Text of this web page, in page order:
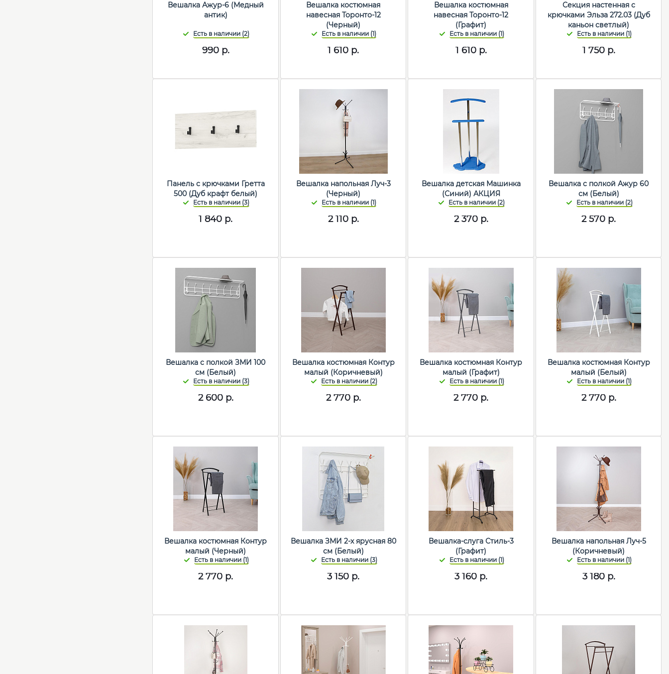
Вешалка Ажур-6 (Медный
антик)
990р.
Вешалка костюмная
навесная Торонто-12
(Черный)
1 610 р.
Вешалка костюмная
навесная Торонто-12
(Графит)
1 610р.
Секция настенная с
крючками Эльза 272.03 (Дуб
каньон светлый)
1 750р.
Панель с крючками Гретта
500 (Дуб крафт белый)
1 840 р.
Вешалка напольная Луч-3
(Черный)
2 110р.
Вешалка детская Машинка
(Синий) АКЦИЯ
2 370р.
Вешалка с полкой Ажур 60
см (Белый)
2 570 р.
Вешалка с полкой ЗМИ 100
см (Белый)
2 600р.
Вешалка костюмная Контур
малый (Коричневый)
2 770р.
Вешалка костюмная Контур
малый (Графит)
2 770 р.
Вешалка костюмная Контур
малый (Белый)
2 770р.
Вешалка костюмная Контур
малый (Черный)
2 770 р.
Вешалка ЗМИ 2-х ярусная 80
см (Белый)
3 150 р.
Вешалка-слуга Стиль-3
(Графит)
3 160 р.
Вешалка напольная Луч-5
(Коричневый)
3 180р.